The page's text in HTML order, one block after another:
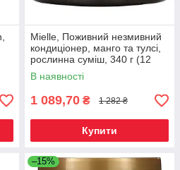
Mielle, Поживний незмивний
кондиціонер, манго та тулсі,
рослинна суміш, 340 г (12
унцій), Київ
В наявності
1 089,70 ₴ 1 282 ₴
Купити
–15%